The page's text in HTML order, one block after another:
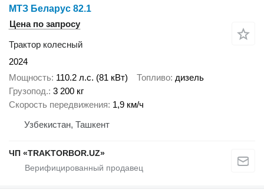
МТЗ Беларус 82.1
Цена по запросу
Трактор колесный
2024
Мощность 110.2 л.с. (81 кВт) Топливо дизель
Грузопод. 3 200 кг
Скорость передвижения 1,9 км/ч
Узбекистан, Ташкент
ЧП «TRAKTORBOR.UZ»